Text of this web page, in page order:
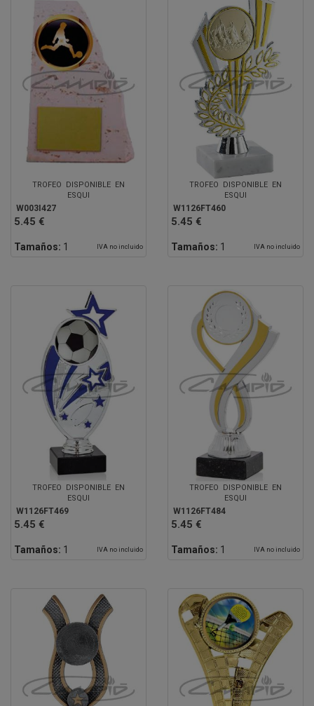
TROFEO DISPONIBLE EN
ESQUI
W003I427
5.45 €
Tamaños: 1 IVA no incluido
TROFEO DISPONIBLE EN
ESQUI
W1126FT460
5.45 €
Tamaños: 1 IVA no incluido
TROFEO DISPONIBLE EN
ESQUI
W1126FT469
5.45 €
Tamaños: 1 IVA no incluido
TROFEO DISPONIBLE EN
ESQUI
W1126FT484
5.45 €
Tamaños: 1 IVA no incluido